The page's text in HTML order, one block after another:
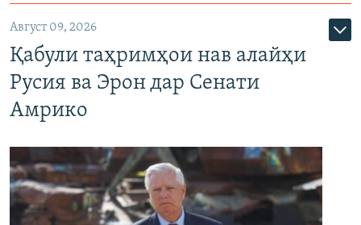
Август 09, 2026
Қабули таҳримҳои нав алайҳи
Русия ва Эрон дар Сенати
Амрико